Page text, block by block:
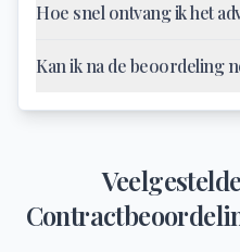
Hoe snel ontvang ik het
Kan ik na de beoordeling